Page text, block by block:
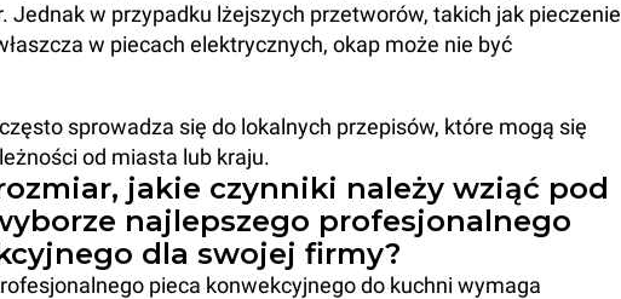
Jednak w przypadku lżejszych przetworów, takich jak pieczenie
w piecach elektrycznych, okap może nie być
sprowadza się do lokalnych przepisów, które mogą się
od miasta lub kraju.
jakie czynniki należy wziąć pod
najlepszego profesjonalnego
dla swojej firmy?
pieca konwekcyjnego do kuchni wymaga